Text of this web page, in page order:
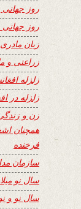
روز جهانی
روز جهانی
زبان مادری
زراعتی و
زلزله
زلزله در
زن و
همچنان
فرخنده
سازمان
سال نو
سال نو و